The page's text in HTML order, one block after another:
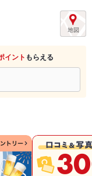
イント もらえる